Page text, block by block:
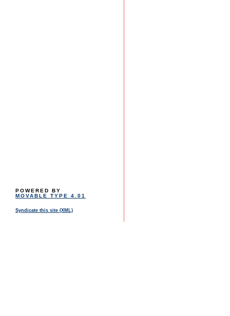
POWERED BY
MOVABLE TYPE 4.01
Syndicate this site (XML)